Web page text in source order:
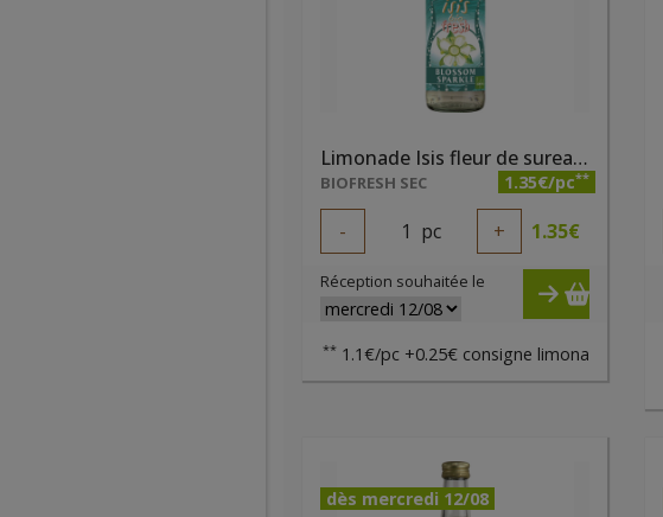
Limonade Isis fleur de sureau 33cl
BIOFRESH SEC 1.35€/pc**
- 1 pc + 1.35€
Réception souhaitée le
** 1.1€/pc +0.25€ consigne limona
dès mercredi 12/08